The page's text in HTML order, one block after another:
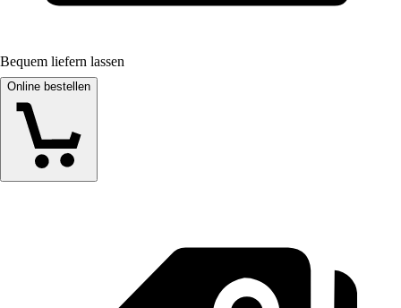
Bequem liefern lassen
Online bestellen